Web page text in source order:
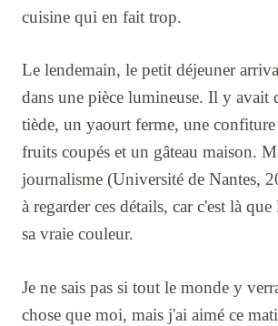
cuisine qui en fait trop.
Le lendemain, le petit déjeuner
dans une pièce lumineuse. Il y avait
tiède, un yaourt ferme, une
fruits coupés et un gâteau maison.
journalisme (Université de Nantes,
à regarder ces détails, car c'est là
sa vraie couleur.
Je ne sais pas si tout le monde y
chose que moi, mais j'ai aimé ce